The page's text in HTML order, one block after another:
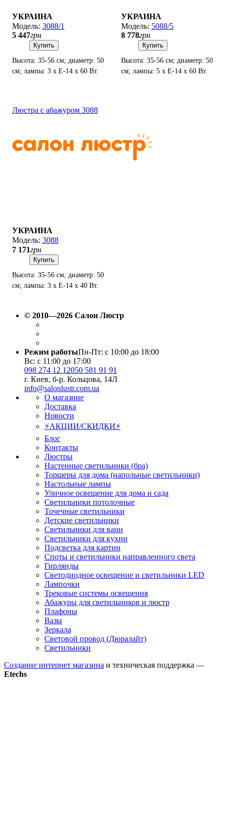
УКРАИНА
3088/1
5 447грн
Купить
Высота: 35-56 см; диаметр: 50
см; лампы: 3 х Е-14 х 60 Вт.
УКРАИНА
5088/5
8 778грн
Купить
Высота: 35-56 см; диаметр: 50
см; лампы: 5 х Е-14 х 60 Вт.
Люстра с абажуром 3088
УКРАИНА
3088
7 171грн
Купить
Высота: 35-56 см; диаметр: 50
см; лампы: 3 х Е-14 х 40 Вт.
© 2010—2026 Салон Люстр
Режим работыПн-Пт: с 10:00 до 18:00
Вс: с 11:00 до 17:00
098 274 12 12050 581 91 91
г. Киев, б-р. Кольцова, 14Л
info@salonlustr.com.ua
О магазине
Доставка
Новости
⚡АКЦИИ/СКИДКИ⚡
Блог
Контакты
Люстры
Настенные светильники (бра)
Торшеры для дома (напольные светильники)
Настольные лампы
Уличное освещение для дома и сада
Светильники потолочные
Точечные светильники
Детские светильники
Светильники для ванн
Светильники для кухни
Подсветка для картин
Споты и светильники направленного света
Гирлянды
Светодиодное освещение и светильники LED
Лампочки
Трековые системы освещения
Абажуры для светильников и люстр
Плафоны
Вазы
Зеркала
Световой провод (Дюралайт)
Светильники
Создание интернет магазина и техническая поддержка —
Etechs